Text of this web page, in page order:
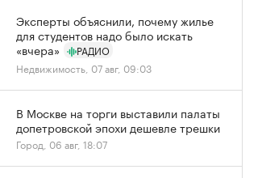
Эксперты объяснили, почему жилье
для студентов надо было искать
«вчера»
РАДИО
Недвижимость, 07 авг, 09:03
В Москве на торги выставили палаты
допетровской эпохи дешевле трешки
Город, 06 авг, 18:07